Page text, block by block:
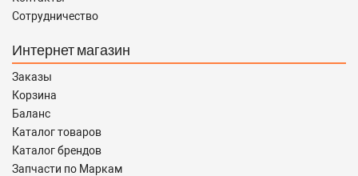
Сотрудничество
Интернет магазин
Заказы
Корзина
Баланс
Каталог товаров
Каталог брендов
Запчасти по Маркам